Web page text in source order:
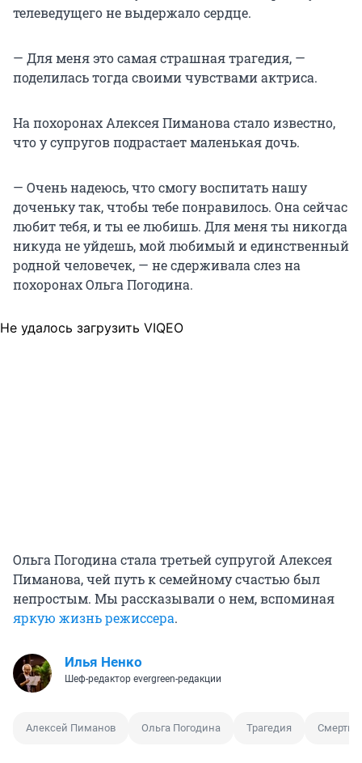
телеведущего не выдержало сердце.
— Для меня это самая страшная трагедия, —
поделилась тогда своими чувствами актриса.
На похоронах Алексея Пиманова стало известно,
что у супругов подрастает маленькая дочь.
— Очень надеюсь, что смогу воспитать нашу
доченьку так, чтобы тебе понравилось. Она сейчас
любит тебя, и ты ее любишь. Для меня ты никогда
никуда не уйдешь, мой любимый и единственный
родной человечек, — не сдерживала слез на
похоронах Ольга Погодина.
Не удалось загрузить VIQEO
Ольга Погодина стала третьей супругой Алексея
Пиманова, чей путь к семейному счастью был
непростым. Мы рассказывали о нем, вспоминая
яркую жизнь режиссера.
Илья Ненко
Шеф-редактор evergreen-редакции
Алексей Пиманов Ольга Погодина Трагедия Смерть